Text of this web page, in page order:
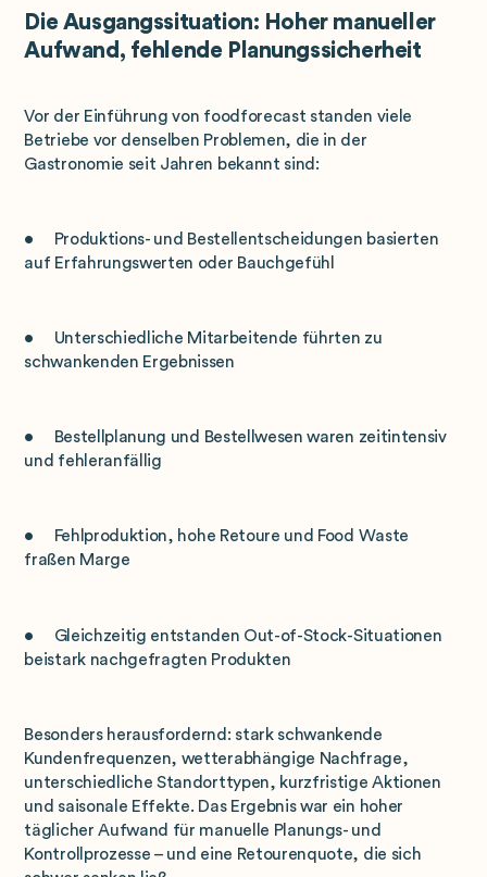
Die Ausgangssituation: Hoher manueller
Aufwand, fehlende Planungssicherheit
Vor der Einführung von foodforecast standen viele
Betriebe vor denselben Problemen, die in der
Gastronomie seit Jahren bekannt sind:
• Produktions- und Bestellentscheidungen basierten
auf Erfahrungswerten oder Bauchgefühl
• Unterschiedliche Mitarbeitende führten zu
schwankenden Ergebnissen
• Bestellplanung und Bestellwesen waren zeitintensiv
und fehleranfällig
• Fehlproduktion, hohe Retoure und Food Waste
fraßen Marge
• Gleichzeitig entstanden Out-of-Stock-Situationen
beistark nachgefragten Produkten
Besonders herausfordernd: stark schwankende
Kundenfrequenzen, wetterabhängige Nachfrage,
unterschiedliche Standorttypen, kurzfristige Aktionen
und saisonale Effekte. Das Ergebnis war ein hoher
täglicher Aufwand für manuelle Planungs- und
Kontrollprozesse – und eine Retourenquote, die sich